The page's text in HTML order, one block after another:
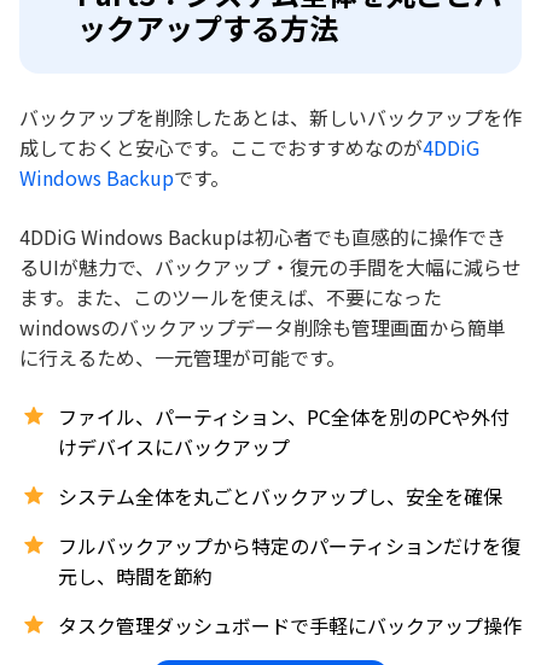
ックアップする方法
バックアップを削除したあとは、新しいバックアップを作
成しておくと安心です。ここでおすすめなのが4DDiG
Windows Backupです。
4DDiG Windows Backupは初心者でも直感的に操作でき
るUIが魅力で、バックアップ・復元の手間を大幅に減らせ
ます。また、このツールを使えば、不要になった
windowsのバックアップデータ削除も管理画面から簡単
に行えるため、一元管理が可能です。
ファイル、パーティション、PC全体を別のPCや外付
けデバイスにバックアップ
システム全体を丸ごとバックアップし、安全を確保
フルバックアップから特定のパーティションだけを復
元し、時間を節約
タスク管理ダッシュボードで手軽にバックアップ操作